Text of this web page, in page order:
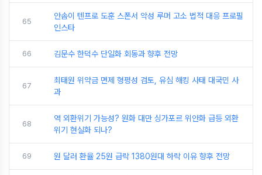
65
안솜이 텐프로 도훈 스폰서 악성 루머 고소 법적 대응 프로필
인스타
66 김문수 한덕수 단일화 회동과 향후 전망
67
최태원 위약금 면제 형평성 검토, 유심 해킹 사태 대국민 사
과
68
역 외환위기 가능성? 원화 대만 싱가포르 위안화 급등 외환
위기 현실화 되나?
69 원 달러 환율 25원 급락 1380원대 하락 이유 향후 전망